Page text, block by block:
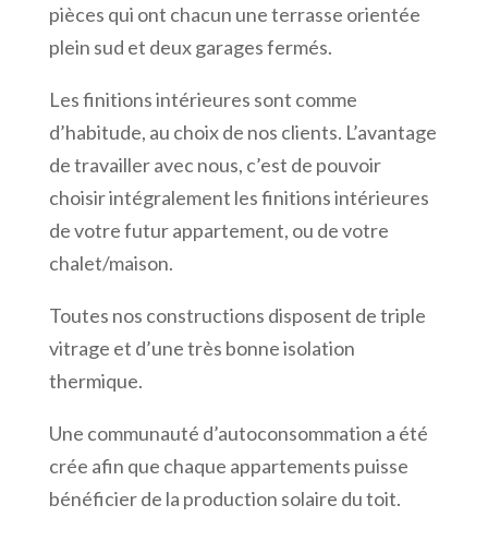
pièces qui ont chacun une terrasse orientée
plein sud et deux garages fermés.
Les finitions intérieures sont comme
d’habitude, au choix de nos clients. L’avantage
de travailler avec nous, c’est de pouvoir
choisir intégralement les finitions intérieures
de votre futur appartement, ou de votre
chalet/maison.
Toutes nos constructions disposent de triple
vitrage et d’une très bonne isolation
thermique.
Une communauté d’autoconsommation a été
crée afin que chaque appartements puisse
bénéficier de la production solaire du toit.